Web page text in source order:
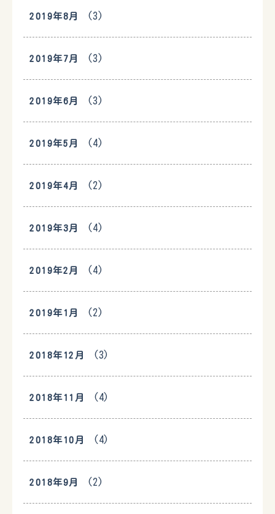
2019年8月 (3)
2019年7月 (3)
2019年6月 (3)
2019年5月 (4)
2019年4月 (2)
2019年3月 (4)
2019年2月 (4)
2019年1月 (2)
2018年12月 (3)
2018年11月 (4)
2018年10月 (4)
2018年9月 (2)